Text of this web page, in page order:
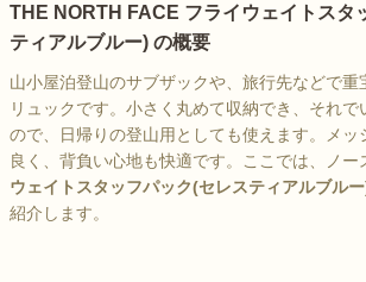
THE NORTH FACE フライウェイトスタ
ティアルブルー) の概要
山小屋泊登山のサブザックや、旅行先などで重
リュックです。小さく丸めて収納でき、それで
ので、日帰りの登山用としても使えます。メッ
良く、背負い心地も快適です。ここでは、ノー
ウェイトスタッフパック(セレスティアルブル
紹介します。